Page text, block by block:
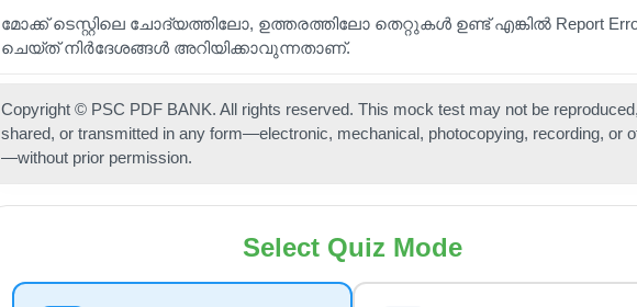
മോക്ക് ടെസ്റ്റിലെ ചോദ്യത്തിലോ, ഉത്തരത്തിലോ തെറ്റുകൾ ഉണ്ട് എങ്കിൽ Report
ചെയ്ത് നിർദേശങ്ങൾ അറിയിക്കാവുന്നതാണ്.
Copyright © PSC PDF BANK. All rights reserved. This mock test may not be
shared, or transmitted in any form—electronic, mechanical, photocopying, recording, or
—without prior permission.
Select Quiz Mode